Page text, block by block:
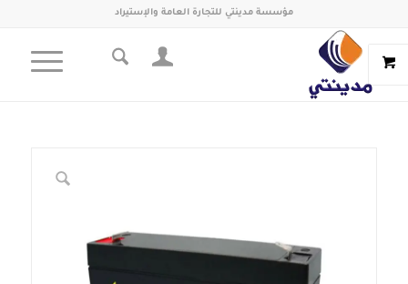
مؤسسة مدينتي للتجارة العامة والإستيراد